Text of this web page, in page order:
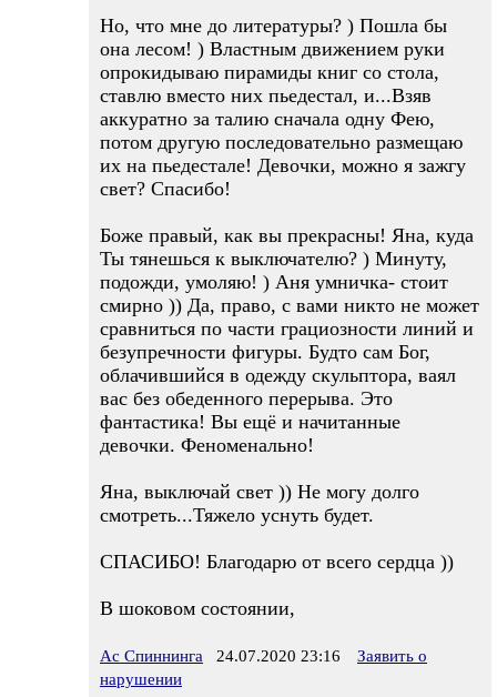
Но, что мне до литературы? ) Пошла бы
она лесом! ) Властным движением руки
опрокидываю пирамиды книг со стола,
ставлю вместо них пьедестал, и...Взяв
аккуратно за талию сначала одну Фею,
потом другую последовательно размещаю
их на пьедестале! Девочки, можно я зажгу
свет? Спасибо!
Боже правый, как вы прекрасны! Яна, куда
Ты тянешься к выключателю? ) Минуту,
подожди, умоляю! ) Аня умничка- стоит
смирно )) Да, право, с вами никто не может
сравниться по части грациозности линий и
безупречности фигуры. Будто сам Бог,
облачившийся в одежду скульптора, ваял
вас без обеденного перерыва. Это
фантастика! Вы ещё и начитанные
девочки. Феноменально!
Яна, выключай свет )) Не могу долго
смотреть...Тяжело уснуть будет.
СПАСИБО! Благодарю от всего сердца ))
В шоковом состоянии,
Ас Спиннинга 24.07.2020 23:16
Заявить о
нарушении